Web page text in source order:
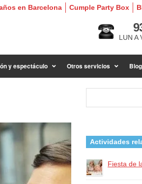
Cumple Party Box
en Barcelona
LUN A
y espectáculo Otros servicios Blog
Actividades
Fiesta de